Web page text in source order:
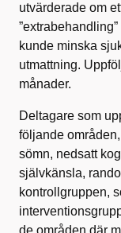
utvärderade om
kunde minska
utmattning.
månader.
Deltagare som
följande
sömn, nedsatt
självkänsla,
kontrollgruppen,
de områden där